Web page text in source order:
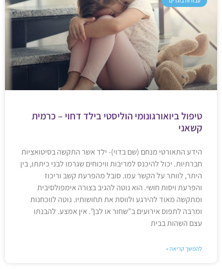
טיפול ביואורגונומי הוליסטי בילד דחוי – כרמית
קשאני
הידע התאורטי מנחם (שם בדוי)- ילד אשר התקשה בסיטואציות
חברתיות. יכול להיכנס למריבות וויכוחים שגרמו לבני כיתתו, בין
היתר, לוותר על הקשר עמו. סובל מהפרעת קשב וריכוז
והפרעת ויסות חושי. הוא נוטה להגיב בצורה אימפולסיבית
ומתקשה מאוד להירגע ולווסת את תחושותיו. נוטה לווכחנות
ומרבה לתפוס אירועים ב”שחור או לבן”. אין אמצע. להבנתו
עצם השהות בבית
להמשך קריאה »